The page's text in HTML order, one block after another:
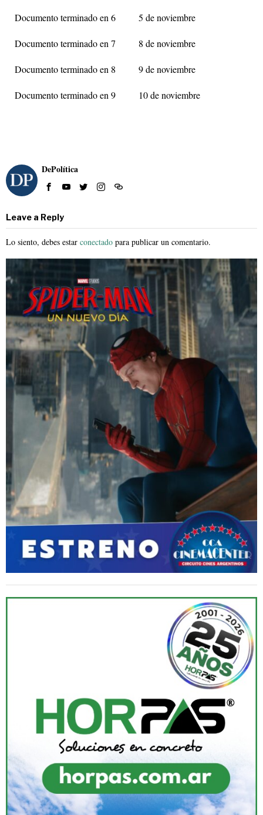
Documento terminado en 6 5 de noviembre
Documento terminado en 7 8 de noviembre
Documento terminado en 8 9 de noviembre
Documento terminado en 9 10 de noviembre
DePolítica
Leave a Reply
Lo siento, debes estar conectado para publicar un comentario.